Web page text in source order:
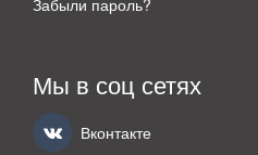
Забыли пароль?
Мы в соц сетях
Вконтакте